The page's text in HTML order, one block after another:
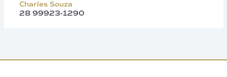
Charles Souza
28 99923-1290